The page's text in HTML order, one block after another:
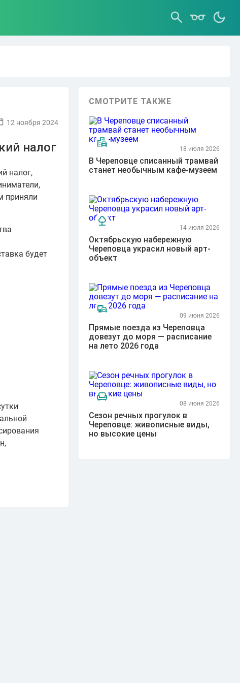
12 ноября 2024
налог
налог,
приняли
будет
СМОТРИТЕ ТАКЖЕ
18 июля 2026
В Череповце списанный трамвай
станет необычным кафе-музеем
14 июля 2026
Октябрьскую набережную
Череповца украсил новый арт-
объект
09 июня 2026
Прямые поезда из Череповца
довезут до моря — расписание
на лето 2026 года
08 июня 2026
Сезон речных прогулок в
Череповце: живописные виды,
но высокие цены